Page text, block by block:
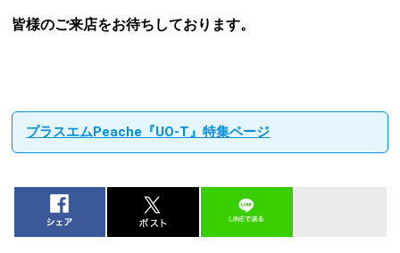
皆様のご来店をお待ちしております。
プラスエムPeache『UO-T』特集ページ